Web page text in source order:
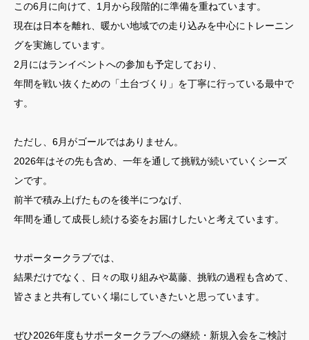
この6月に向けて、1月から段階的に準備を重ねています。
現在は日本を離れ、暖かい地域での走り込みを中心にトレーニン
グを実施しています。
2月にはランイベントへの参加も予定しており、
年間を戦い抜くための「土台づくり」を丁寧に行っている最中で
す。
ただし、6月がゴールではありません。
2026年はその先も含め、一年を通して挑戦が続いていくシーズ
ンです。
前半で積み上げたものを後半につなげ、
年間を通して成長し続ける姿をお届けしたいと考えています。
サポータークラブでは、
結果だけでなく、日々の取り組みや葛藤、挑戦の過程も含めて、
皆さまと共有していく場にしていきたいと思っています。
ぜひ2026年度もサポータークラブへの継続・新規入会をご検討